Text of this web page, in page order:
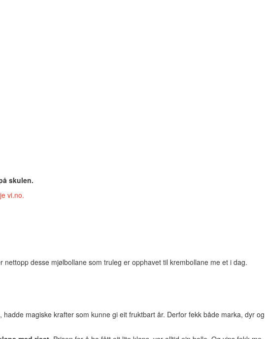
skulen.
vi.no.
desse mjølbollane som truleg er opphavet til krembollane me et i dag.
magiske krafter som kunne gi eit fruktbart år. Derfor fekk både marka, dyr og